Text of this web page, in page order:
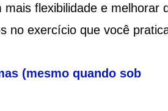
flexibilidade e melhorar
no exercício que você
(mesmo quando sob